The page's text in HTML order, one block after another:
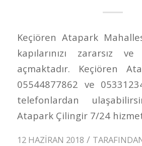
Keçiören Atapark
kapılarınızı zararsız
açmaktadır. Keçiören
05544877862 ve
telefonlardan
Atapark Çilingir 7/24
12 HAZIRAN 2018 /